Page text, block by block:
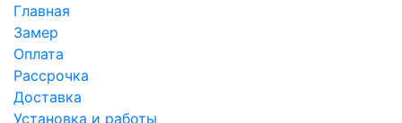
Главная
Замер
Оплата
Рассрочка
Доставка
Установка и работы